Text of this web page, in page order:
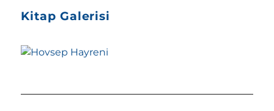
Kitap Galerisi